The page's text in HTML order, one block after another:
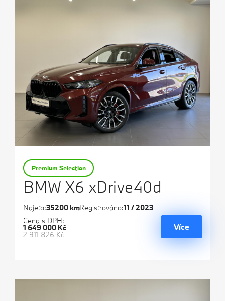
BMW X6 xDrive40d
Premium Selection
Najeto:35200 kmRegistrováno:11 / 2023
Cena s DPH:
2 911 826 Kč
1 649 000 Kč Více